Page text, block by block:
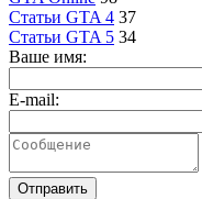
Статьи GTA 4 37
Статьи GTA 5 34
Ваше имя:
E-mail:
Отправить